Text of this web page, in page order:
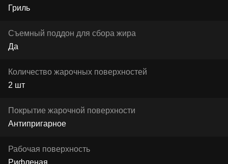
Гриль
Съемный поддон для сбора жира
Да
Количество жарочных поверхностей
2 шт
Покрытие жарочной поверхности
Антипригарное
Рабочая поверхность